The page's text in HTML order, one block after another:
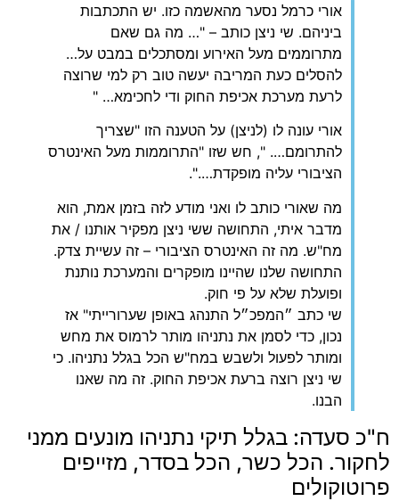
‏אורי כרמל נסער מהאשמה כזו. יש התכתבות
ביניהם. שי ניצן כותב – "… מה גם שאם
מתרוממים מעל האירוע ומסתכלים במבט על…
להסלים כעת המריבה יעשה טוב רק למי שרוצה
לרעת מערכת אכיפת החוק ודי לחכימא… "
‏אורי עונה לו (לניצן) על הטענה הזו "שצריך
להתרומם…. ", חש שזו "התרוממות מעל האינטרס
הציבורי עליה מופקדת….".
מה שאורי כותב לו ואני מודע לזה בזמן אמת, הוא
מדבר איתי, התחושה ששי ניצן מפקיר אותנו / את
מח"ש. מה זה האינטרס הציבורי – זה עשיית צדק.
התחושה שלנו שהיינו מופקרים והמערכת נותנת
ופועלת שלא על פי חוק.
שי כתב ״המפכ״ל התנהג באופן שערורייתי" אז
נכון, כדי לסמן את נתניהו מותר לרמוס את מחש
ומותר לפעול ולשבש במח"ש הכל בגלל נתניהו. כי
שי ניצן רוצה ברעת אכיפת החוק. זה מה שאנו
הבנו.
‏ח"כ סעדה: בגלל תיקי נתניהו מונעים ממני
לחקור. הכל כשר, הכל בסדר, מזייפים
פרוטוקולים